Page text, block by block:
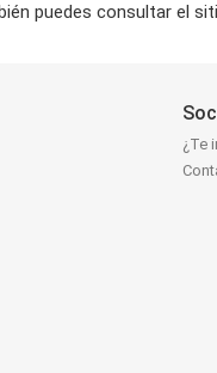
puedes consultar el
¿Te